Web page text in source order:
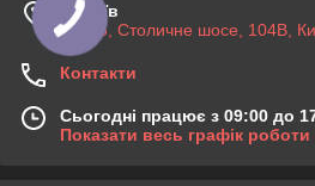
м. Київ
03045, Столичне шосе, 104B,
Контакти
Сьогодні працює з 09:00 до
Показати весь графік роботи